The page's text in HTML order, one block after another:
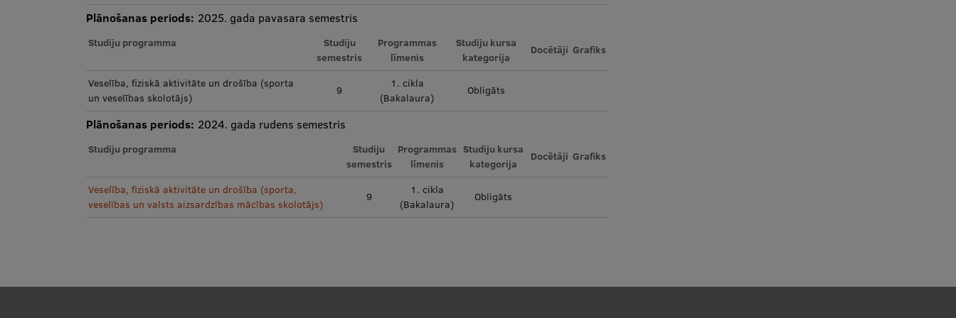
Plānošanas periods: 2025. gada pavasara semestris
Studiju programma
Studiju
semestris
Programmas
līmenis
Studiju kursa
kategorija
Docētāji Grafiks
Veselība, fiziskā aktivitāte un drošība (sporta
un veselības skolotājs)
9
1. cikla
(Bakalaura)
Obligāts
Plānošanas periods: 2024. gada rudens semestris
Studiju programma
Studiju
semestris
Programmas
līmenis
Studiju kursa
kategorija
Docētāji Grafiks
Veselība, fiziskā aktivitāte un drošība (sporta,
veselības un valsts aizsardzības mācības skolotājs)
9
1. cikla
(Bakalaura)
Obligāts